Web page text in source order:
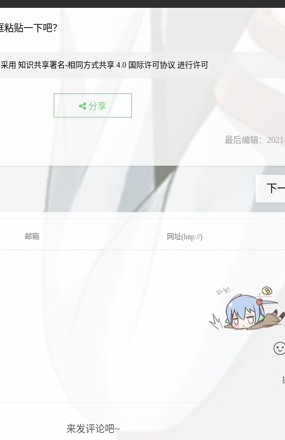
贴一下吧？
用 知识共享署名-相同方式共享 4.0 国际许可协议 进行许可
分享
最后编辑：
下
来发评论吧~